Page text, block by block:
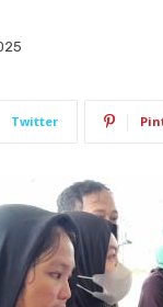
Twitter